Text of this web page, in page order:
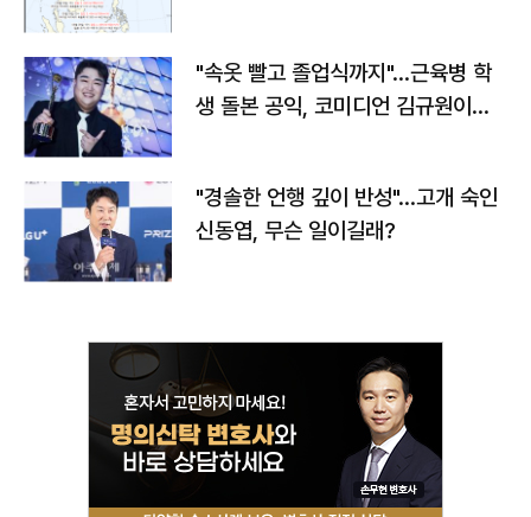
"속옷 빨고 졸업식까지"…근육병 학
생 돌본 공익, 코미디언 김규원이었
"경솔한 언행 깊이 반성"…고개 숙인
신동엽, 무슨 일이길래?